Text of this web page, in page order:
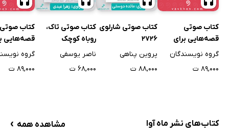
کتاب صوتی
قصه‌هایی برای
خواب کودکان:
گروه نویسندگان
۸۹,۰۰۰ ت
کتاب صوتی شارلوی
2726
پروین پناهی
۸۸,۰۰۰ ت
کتاب صوتی تاک،
روباه کوچک
ناصر یوسفی
۶۸,۰۰۰ ت
کتاب صوتی
قصه‌هایی
خواب
گروه
۸۹,۰۰۰ ت
کتاب‌های نشر ماه آوا مشاهده همه ›